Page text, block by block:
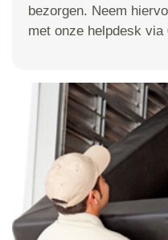
bezorgen. Neem
met onze helpdesk via